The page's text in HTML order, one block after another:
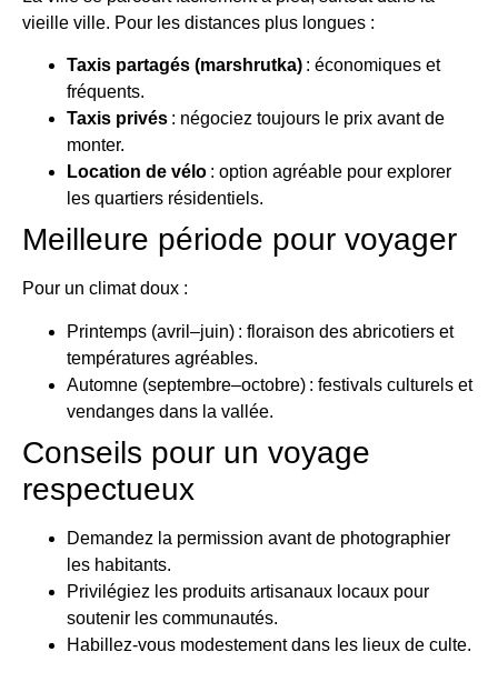
vieille ville. Pour les distances plus longues :
Taxis partagés (marshrutka) : économiques et
fréquents.
Taxis privés : négociez toujours le prix avant de
monter.
Location de vélo : option agréable pour explorer
les quartiers résidentiels.
Meilleure période pour voyager
Pour un climat doux :
Printemps (avril–juin) : floraison des abricotiers et
températures agréables.
Automne (septembre–octobre) : festivals culturels et
vendanges dans la vallée.
Conseils pour un voyage
respectueux
Demandez la permission avant de photographier
les habitants.
Privilégiez les produits artisanaux locaux pour
soutenir les communautés.
Habillez-vous modestement dans les lieux de culte.